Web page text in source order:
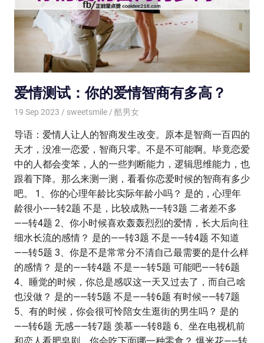
爱情测试：你的爱情智商有多高？
19 Sep 2023 sweetsmile 酷男女
导语：爱情人让人的智商发生改变。原本是智商一百四的
天才，没准一恋爱，智商只零。不是不可能啊。毕竟恋爱
中的人都会变笨，人的一些判断能力，逻辑思维能力，也
跟着下降。那么来测一测，看看你恋爱时候的智商有多少
吧。 1、你的心理年龄比实际年龄小吗？ 是的，心理年
龄很小——转2题 不是，比较成熟——转3题 二者差不多
——转4题 2、你小时候喜欢轰轰烈烈的爱情，长大后向往
细水长流的感情？ 是的——转3题 不是——转4题 不知道
——转5题 3、你是不是常常分不清自己最需要的是什么样
的感情？ 是的——转4题 不是——转5题 可能吧——转6题
4、睡觉的时候，你总是感叹这一天又过去了，而自己啥
也没做？ 是的——转5题 不是——转6题 有时候——转7题
5、有的时候，你会很可怜陪女生逛街的男生吗？ 是的
——转6题 无感——转7题 羡慕——转8题 6、坐在电视机前